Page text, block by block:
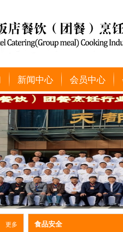
新闻中心 会员中心
更多 食品安全